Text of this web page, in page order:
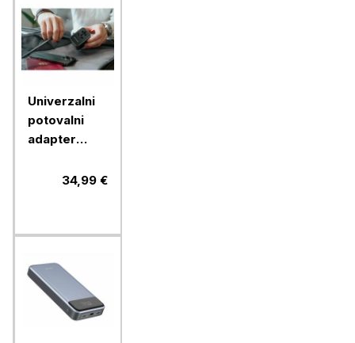
Univerzalni
potovalni
adapter
30W USB-C
49545
34,99 €